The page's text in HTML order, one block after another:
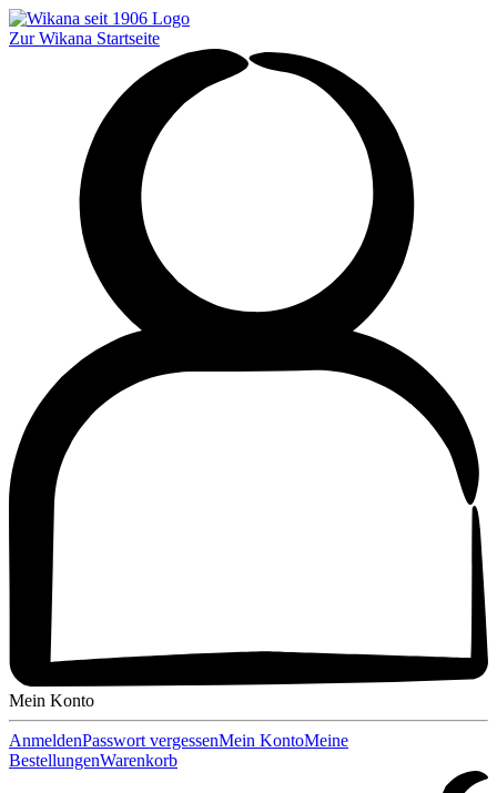
Zur Wikana Startseite
Mein Konto
AnmeldenPasswort vergessenMein KontoMeine
BestellungenWarenkorb